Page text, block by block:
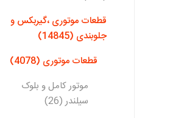
قطعات موتوری ،گیربکس و
جلوبندی (14845)
قطعات موتوری (4078)
موتور کامل و بلوک
سیلندر (26)